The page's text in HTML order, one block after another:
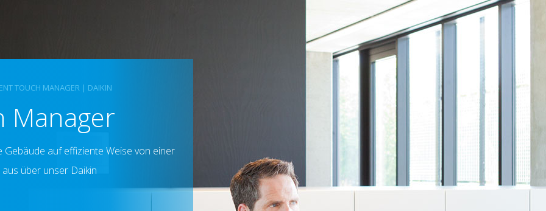
TOUCH MANAGER | DAIKIN
Manager
auf effiziente Weise von einer
über unser Daikin